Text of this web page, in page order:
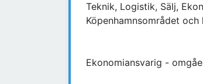
Teknik, Logistik, Sälj,
Köpenhamnsområdet
Ekonomiansvarig -